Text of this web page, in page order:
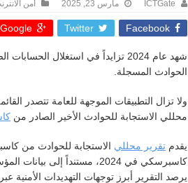
ICTGate مارس 23, 2025 أمن
Facebook
Twitter
Google +
الحوادث المسجلة.
محللي الاستجابة للحوادث الأخير الصادر من
يقدم تقرير محللي الاستجابة للحوادث من
كاسبرسكي في 2024، مستنداً
يرصد التقرير أبرز توجهات التهديدات